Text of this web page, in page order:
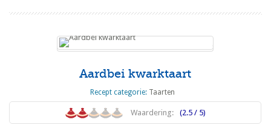
Aardbei kwarktaart
Recept categorie: Taarten
Waardering: (2.5 / 5)